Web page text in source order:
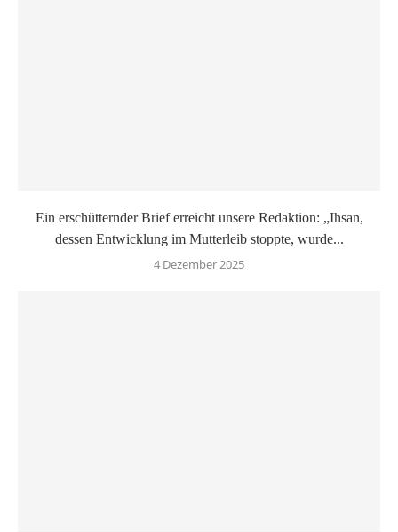
Ein erschütternder Brief erreicht unsere Redaktion: „Ihsan,
dessen Entwicklung im Mutterleib stoppte, wurde...
4 Dezember 2025